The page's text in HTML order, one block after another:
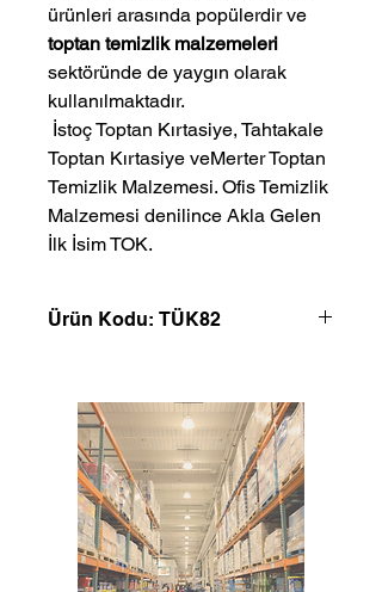
ürünleri arasında popülerdir ve
toptan temizlik malzemeleri
sektöründe de yaygın olarak
kullanılmaktadır.
Toptan Kırtasiye veMerter Toptan
Temizlik Malzemesi. Ofis Temizlik
Malzemesi denilince Akla Gelen
İlk İsim TOK.
Ürün Kodu: TÜK82